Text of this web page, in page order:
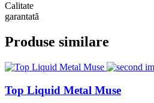
Calitate
garantată
Produse similare
Top Liquid Metal Muse